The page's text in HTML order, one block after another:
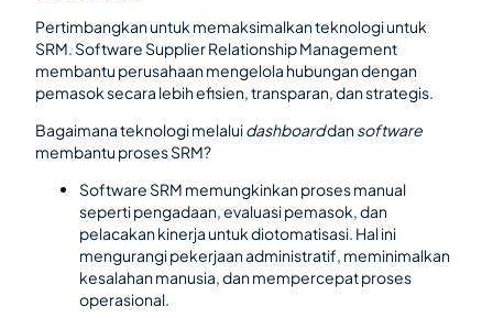
Pertimbangkan untuk memaksimalkan teknologi untuk
SRM. Software Supplier Relationship Management
membantu perusahaan mengelola hubungan dengan
pemasok secara lebih efisien, transparan, dan strategis.
Bagaimana teknologi melaluidashboarddansoftware
membantu proses SRM?
Software SRM memungkinkan proses manual
seperti pengadaan, evaluasi pemasok, dan
pelacakan kinerja untuk diotomatisasi. Hal ini
mengurangi pekerjaan administratif, meminimalkan
kesalahan manusia, dan mempercepat proses
operasional.